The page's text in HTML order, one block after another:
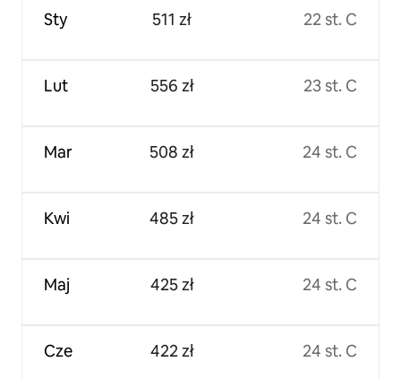
Sty
Lut
Mar
Kwi
Maj
Cze
511 zł
556 zł
508 zł
485 zł
425 zł
422 zł
22 st. C
23 st. C
24 st. C
24 st. C
24 st. C
24 st. C